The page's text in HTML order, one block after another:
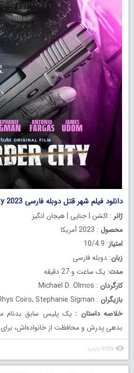
دانلود فیلم شهر قتل دوبله فارسی Murder City 2023
ژانر : اکشن | جنایی | هیجان انگیز
محصول : 2023 آمریکا
امتیاز: 10/4.9
زبان: دوبله فارسی
مدت: یک ساعت و 27 دقیقه
کارگردان : Michael D. Olmos
بازیگران : Mike Colter, Rhys Coiro, Stephanie Sigman
خلاصه داستان : یک پلیس سابق بدنام
بدهی پدرش و محافظت از خانواده‌اش، برای
9759 بازدید